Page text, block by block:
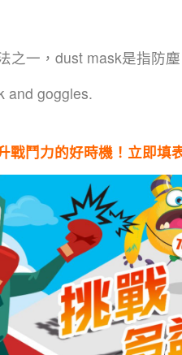
之一，dust mask是指防塵
and goggles.
戰鬥力的好時機！立即填